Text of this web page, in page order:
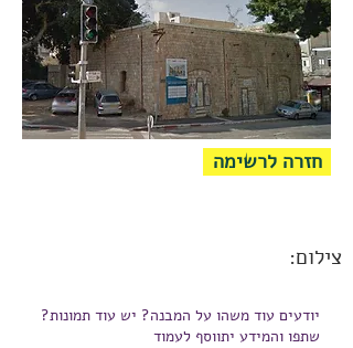
חזרה לרשימה
צילום:
יודעים עוד משהו על המבנה? יש עוד תמונות?
שתפו והמידע יתווסף לעמוד